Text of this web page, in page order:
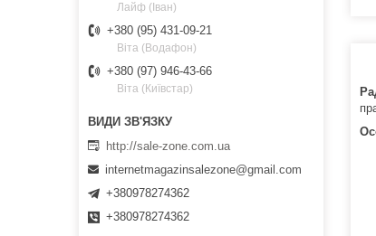
Лайф (Іван)
+380 (95) 431-09-21
Віта (Водафон)
+380 (97) 946-43-66
Віта (Київстар)
http://sale-zone.com.ua
internetmagazinsalezone@gmail.com
+380978274362
+380978274362